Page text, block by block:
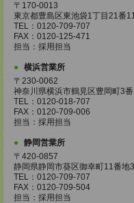
〒170-0013
東京都豊島区東池袋1丁目21番
TEL：0120-709-707
FAX：0120-125-471
担当：採用担当
横浜営業所
〒230-0062
神奈川県横浜市鶴見区豊岡町3
TEL：0120-018-707
FAX：0120-709-006
担当：採用担当
静岡営業所
〒420-0857
静岡県静岡市葵区御幸町11番
TEL：0120-709-707
FAX：0120-709-504
担当：採用担当